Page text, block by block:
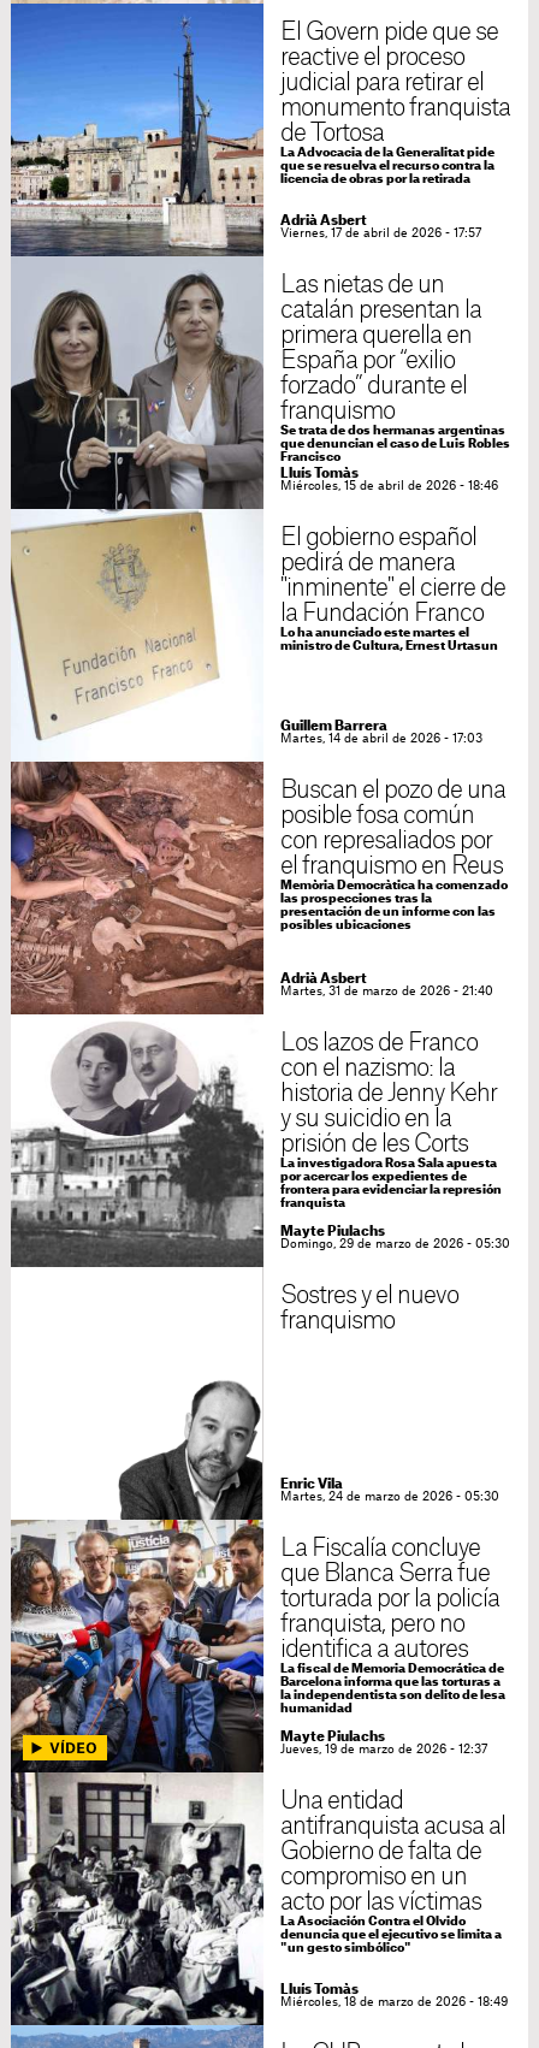
El Govern pide que se
reactive el proceso
judicial para retirar el
monumento franquista
de Tortosa
La Advocacia de la Generalitat pide
que se resuelva el recurso contra la
licencia de obras por la retirada
Adrià Asbert
Viernes, 17 de abril de 2026 - 17:57
Las nietas de un
catalán presentan la
primera querella en
España por “exilio
forzado” durante el
franquismo
Se trata de dos hermanas argentinas
que denuncian el caso de Luis Robles
Francisco
Lluís Tomàs
Miércoles, 15 de abril de 2026 - 18:46
El gobierno español
pedirá de manera
"inminente" el cierre de
la Fundación Franco
Lo ha anunciado este martes el
ministro de Cultura, Ernest Urtasun
Guillem Barrera
Martes, 14 de abril de 2026 - 17:03
Buscan el pozo de una
posible fosa común
con represaliados por
el franquismo en Reus
Memòria Democràtica ha comenzado
las prospecciones tras la
presentación de un informe con las
posibles ubicaciones
Adrià Asbert
Martes, 31 de marzo de 2026 - 21:40
Los lazos de Franco
con el nazismo: la
historia de Jenny Kehr
y su suicidio en la
prisión de les Corts
La investigadora Rosa Sala apuesta
por acercar los expedientes de
frontera para evidenciar la represión
franquista
Mayte Piulachs
Domingo, 29 de marzo de 2026 - 05:30
Sostres y el nuevo
franquismo
Enric Vila
Martes, 24 de marzo de 2026 - 05:30
La Fiscalía concluye
que Blanca Serra fue
torturada por la policía
franquista, pero no
identifica a autores
La fiscal de Memoria Democrática de
Barcelona informa que las torturas a
la independentista son delito de lesa
humanidad
Mayte Piulachs
Jueves, 19 de marzo de 2026 - 12:37
Una entidad
antifranquista acusa al
Gobierno de falta de
compromiso en un
acto por las víctimas
La Asociación Contra el Olvido
denuncia que el ejecutivo se limita a
"un gesto simbólico"
Lluís Tomàs
Miércoles, 18 de marzo de 2026 - 18:49